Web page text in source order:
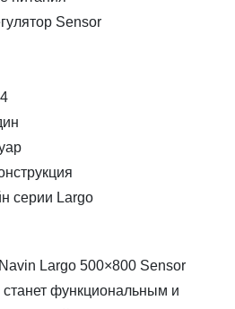
Sensor
серии Largo
Largo 500×800 Sensor
функциональным и